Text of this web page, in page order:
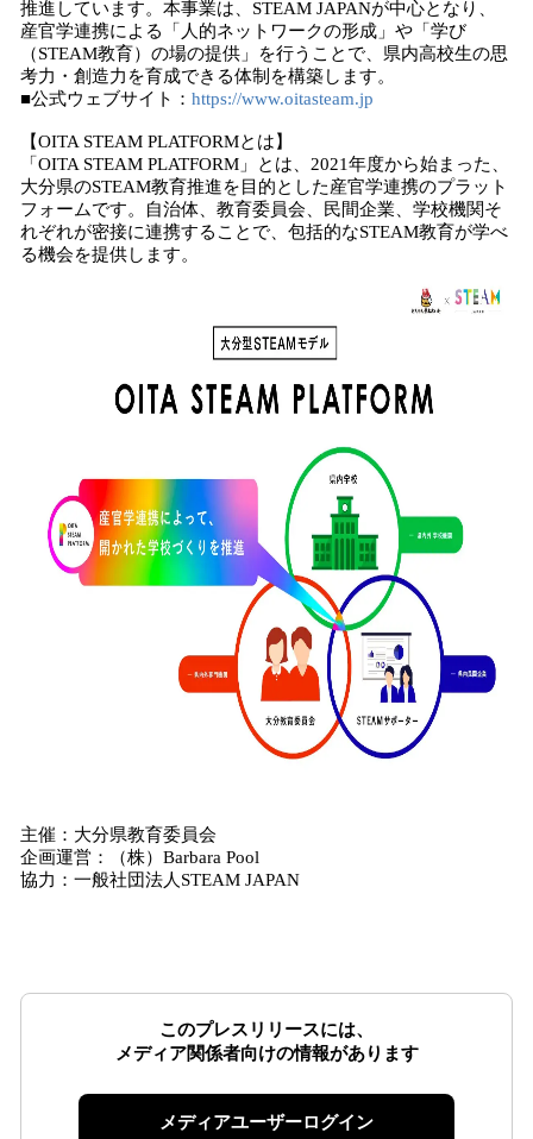
推進しています。本事業は、STEAM JAPANが中心となり、
産官学連携による「人的ネットワークの形成」や「学び
（STEAM教育）の場の提供」を行うことで、県内高校生の思
考力・創造力を育成できる体制を構築します。
■公式ウェブサイト： https://www.oitasteam.jp
【OITA STEAM PLATFORMとは】
「OITA STEAM PLATFORM」とは、2021年度から始まった、
大分県のSTEAM教育推進を目的とした産官学連携のプラット
フォームです。自治体、教育委員会、民間企業、学校機関そ
れぞれが密接に連携することで、包括的なSTEAM教育が学べ
る機会を提供します。
主催：大分県教育委員会
企画運営：（株）Barbara Pool
協力：一般社団法人STEAM JAPAN
このプレスリリースには、
メディア関係者向けの情報があります
メディアユーザーログイン